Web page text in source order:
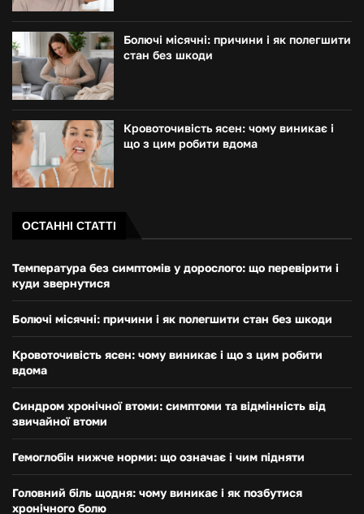
Болючі місячні: причини і як полегшити
стан без шкоди
Кровоточивість ясен: чому виникає і
що з цим робити вдома
ОСТАННІ СТАТТІ
Температура без симптомів у дорослого: що перевірити і
куди звернутися
Болючі місячні: причини і як полегшити стан без шкоди
Кровоточивість ясен: чому виникає і що з цим робити
вдома
Синдром хронічної втоми: симптоми та відмінність від
звичайної втоми
Гемоглобін нижче норми: що означає і чим підняти
Головний біль щодня: чому виникає і як позбутися
хронічного болю